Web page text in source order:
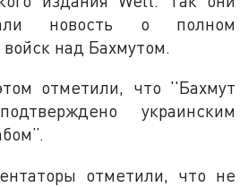
новость о полном
войск над Бахмутом.
отметили, что ''Бахмут
украинским
отметили, что не